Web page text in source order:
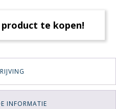
te kopen!
INFORMATIE